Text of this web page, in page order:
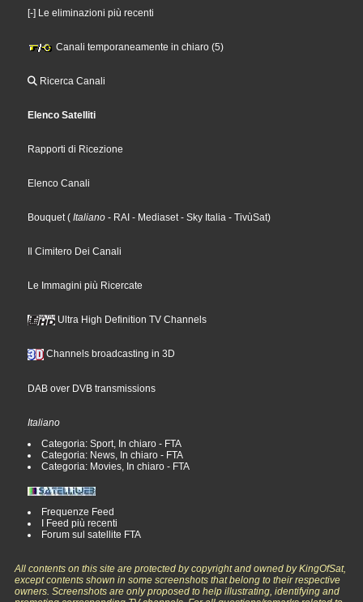
[-] Le eliminazioni più recenti
Canali temporaneamente in chiaro (5)
Ricerca Canali
Elenco Satelliti
Rapporti di Ricezione
Elenco Canali
Bouquet ( Italiano - RAI - Mediaset - Sky Italia - TivùSat)
Il Cimitero Dei Canali
Le Immagini più Ricercate
Ultra High Definition TV Channels
Channels broadcasting in 3D
DAB over DVB transmissions
Italiano
Categoria: Sport, In chiaro - FTA
Categoria: News, In chiaro - FTA
Categoria: Movies, In chiaro - FTA
Frequenze Feed
I Feed più recenti
Forum sul satellite FTA
All contents on this site are protected by copyright and owned by KingOfSat,
except contents shown in some screenshots that belong to their respective
owners. Screenshots are only proposed to help illustrating, identifying and